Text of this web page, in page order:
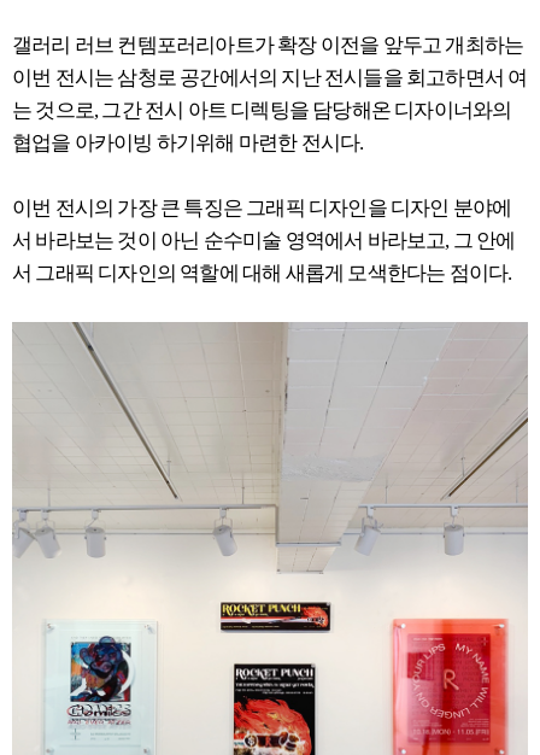
갤러리 러브 컨템포러리아트가 확장 이전을 앞두고 개최하는
이번 전시는 삼청로 공간에서의 지난 전시들을 회고하면서 여
는 것으로, 그간 전시 아트 디렉팅을 담당해온 디자이너와의
협업을 아카이빙 하기위해 마련한 전시다.
이번 전시의 가장 큰 특징은 그래픽 디자인을 디자인 분야에
서 바라보는 것이 아닌 순수미술 영역에서 바라보고, 그 안에
서 그래픽 디자인의 역할에 대해 새롭게 모색한다는 점이다.